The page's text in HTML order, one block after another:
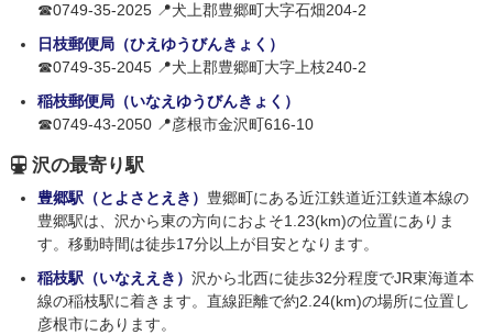
☎0749-35-2025 📍犬上郡豊郷町大字石畑204-2
日枝郵便局（ひえゆうびんきょく）
☎0749-35-2045 📍犬上郡豊郷町大字上枝240-2
稲枝郵便局（いなえゆうびんきょく）
☎0749-43-2050 📍彦根市金沢町616-10
沢の最寄り駅
豊郷駅（とよさとえき） 豊郷町にある近江鉄道近江鉄道本線の
豊郷駅は、沢から東の方向におよそ1.23(km)の位置にありま
す。移動時間は徒歩17分以上が目安となります。
稲枝駅（いなええき） 沢から北西に徒歩32分程度でJR東海道本
線の稲枝駅に着きます。直線距離で約2.24(km)の場所に位置し
彦根市にあります。